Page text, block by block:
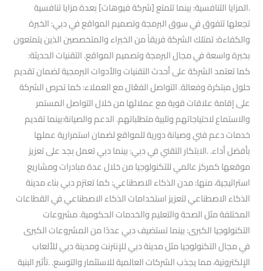
.المزايا التنافسية: بينما تتمتع [شركة فيوهات] بعدة مزايا تنافسية
تجعلها تتفوق في سوق البرمجة وتصميم المواقع في دبي: الخبرة
والكفاءة: تمتلك الشركة فريقاً من الخبراء والمتخصصين الذين يتمتعون
بخبرة واسعة في مجال البرمجة وتصميم المواقع. التقنيات الحديثة:
كما تعتمد الشركة على أحدث التقنيات والأدوات البرمجية لضمان تقديم
حلول مبتكرة وفعالة. التواصل الفعّال مع العملاء: كما تحرص الشركة
على إقامة علاقات قوية مع عملائها من خلال التواصل المستمر
والاستماع لاحتياجاتهم وتلبية متطلباتهم. الدعم والصيانة:بينما تقديم
خدمات دعم فني وصيانة دورية للمواقع لضمان استمرارية عملها
بأفضل أداء. .الابتكار التقني في دبي: بينما دبي تعمل بجد على تعزيز
موقعها كمركز عالمي للتكنولوجيا من خلال عدة مبادرات ومشاريع
استراتيجية، منها: مدن الذكاء الاصطناعي: كما تعتزم دبي بناء مدينة
الذكاء الاصطناعي لتعزيز استخدامات الذكاء الاصطناعي في القطاعات
المختلفة مثل الصحة والتعليم والخدمات الحكومية. مشروعات
التكنولوجيا الكبرى: بينما تستضيف دبي عددًا من المشروعات الكبرى
في مجال التكنولوجيا مثل مدينة دبي للإنترنت ومدينة دبي للألعاب
الإلكترونية، مما يجذب الشركات العالمية للاستثمار والتوسع. .تأثير البنية